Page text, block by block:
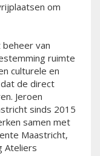
om
van
ruimte
culturele en
de direct
Jeroen
sinds 2015
samen met
Maastricht,
Ateliers